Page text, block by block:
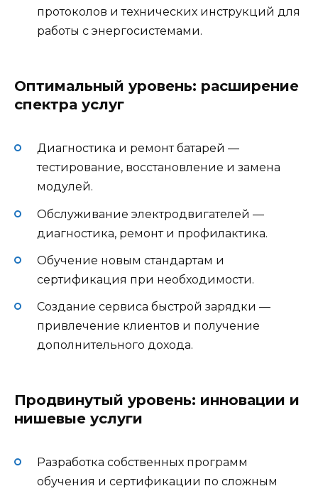
протоколов и технических инструкций для
работы с энергосистемами.
Оптимальный уровень: расширение
спектра услуг
Диагностика и ремонт батарей —
тестирование, восстановление и замена
модулей.
Обслуживание электродвигателей —
диагностика, ремонт и профилактика.
Обучение новым стандартам и
сертификация при необходимости.
Создание сервиса быстрой зарядки —
привлечение клиентов и получение
дополнительного дохода.
Продвинутый уровень: инновации и
нишевые услуги
Разработка собственных программ
обучения и сертификации по сложным